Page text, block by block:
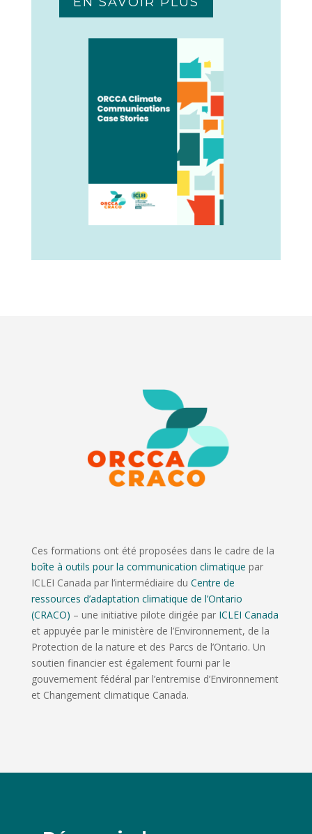
Ces formations ont été proposées dans le cadre de la
boîte à outils pour la communication climatique par
ICLEI Canada par l’intermédiaire du Centre de
ressources d’adaptation climatique de l’Ontario
(CRACO) – une initiative pilote dirigée par ICLEI Canada
et appuyée par le ministère de l’Environnement, de la
Protection de la nature et des Parcs de l’Ontario. Un
soutien financier est également fourni par le
gouvernement fédéral par l’entremise d’Environnement
et Changement climatique Canada.